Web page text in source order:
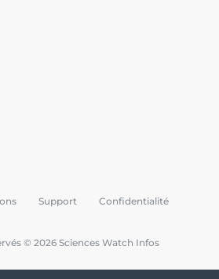
© 2026 Sciences Watch Infos
Support Confidentialité